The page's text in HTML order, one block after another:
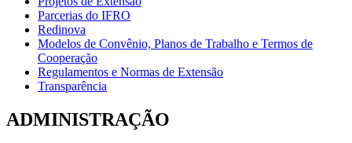
Parcerias do IFRO
Redinova
Modelos de Convênio, Planos de Trabalho e Termos de
Cooperação
Regulamentos e Normas de Extensão
Transparência
ADMINISTRAÇÃO